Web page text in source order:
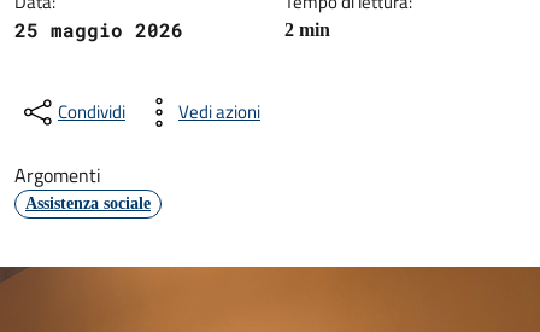
25 maggio 2026 2 min
Condividi Vedi azioni
Argomenti
Assistenza sociale